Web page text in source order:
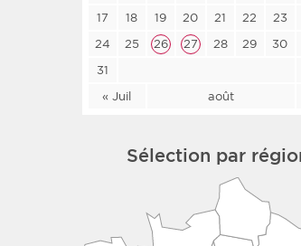
« Juil août
17
18 19 20 21 22 23
24
25 26 27 28 29 30
31
Sélection par